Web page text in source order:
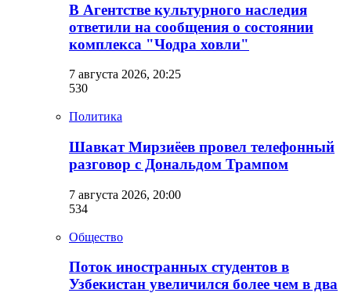
В Агентстве культурного наследия
ответили на сообщения о состоянии
комплекса "Чодра ховли"
7 августа 2026, 20:25
530
Политика
Шавкат Мирзиёев провел телефонный
разговор с Дональдом Трампом
7 августа 2026, 20:00
534
Общество
Поток иностранных студентов в
Узбекистан увеличился более чем в два